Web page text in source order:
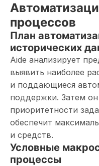
процессов
План
исторических
Aide анализирует
выявить наиболее
и поддающиеся
поддержки. Затем он
приоритетности
обеспечит
и средств.
Условные
процессы